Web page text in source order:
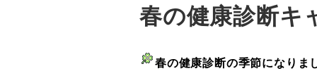
春の健康診断キ
春の健康診断の季節になりま